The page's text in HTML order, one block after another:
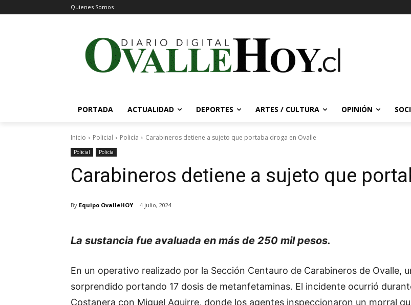
Quienes Somos
PORTADA ACTUALIDAD DEPORTES ARTES / CULTURA OPINIÓN
Inicio Policial Policía Carabineros detiene a sujeto que portaba droga en Ovalle
Policial Policía
Carabineros detiene a sujeto que
By Equipo OvalleHOY 4 julio, 2024
La sustancia fue avaluada en más de 250 mil pesos.
En un operativo realizado por la Sección Centauro de Carabineros de Ovalle,
sorprendido portando 17 dosis de metanfetaminas. El incidente ocurrió
Costanera con Miguel Aguirre, donde los agentes inspeccionaron un morral